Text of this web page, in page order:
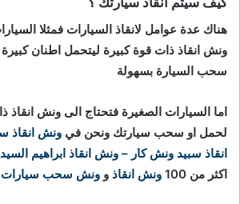
هناك عدة عوامل لانقاذ السيارات فمثلا
ونش انقاذ ذات قوة كبيرة ليتحمل اطنان
سحب السيارة بسهولة
اما السيارات الصغيرة فتحتاج الى ونش
لحمل او سحب سيارتك ونحن في ونش انقاذ
انقاذ سبيد ونش كار – ونش انقاذ ابراهيم السيد
اكثر من 100
ونش انقاذ و ونش سحب سيارات